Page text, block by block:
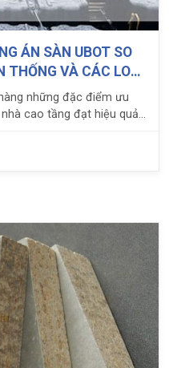
ÁN SÀN UBOT SO
THỐNG VÀ CÁC LOẠI
những đặc điểm ưu
cao tầng đạt hiệu quả